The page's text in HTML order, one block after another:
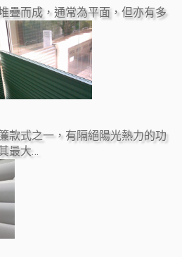
疊而成，通常為平面，但亦有多
款式之一，有隔絕陽光熱力的功
最大…